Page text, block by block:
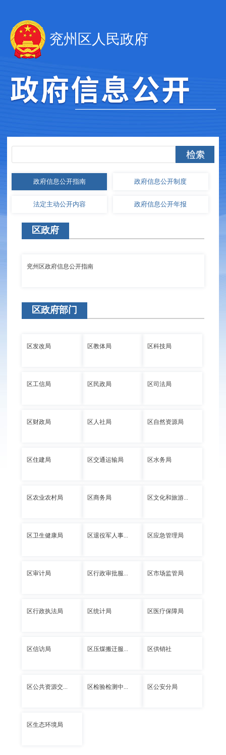
兖州区人民政府
政府信息公开指南 政府信息公开制度
法定主动公开内容 政府信息公开年报
区政府
兖州区政府信息公开指南
区政府部门
区发改局 区教体局 区科技局
区工信局 区民政局 区司法局
区财政局 区人社局 区自然资源局
区住建局 区交通运输局 区水务局
区农业农村局 区商务局 区文化和旅游...
区卫生健康局 区退役军人事... 区应急管理局
区审计局 区行政审批服... 区市场监管局
区行政执法局 区统计局 区医疗保障局
区信访局 区压煤搬迁服... 区供销社
区公共资源交... 区检验检测中... 区公安分局
区生态环境局